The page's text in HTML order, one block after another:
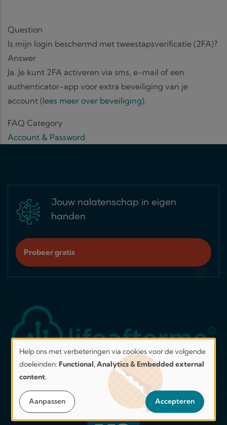
Question
Is mijn login beschermd met tweestapsverificatie (2FA)?
Answer
Ja. Je kunt 2FA activeren via sms, e-mail of een
authenticator-app voor extra beveiliging van je
account (lees meer over beveiliging).
FAQ Category
Account & Password
Jouw nalatenschap in eigen
handen
Probeer gratis
Word lid van ons netwerk op LinkedIn!
Help
ons
verbeteren.
Veilig
ontworpen.
Help ons met verbeteringen via cookies voor de volgende
doeleinden:Functional, Analytics & Embedded external
content.
Aanpassen Accepteren